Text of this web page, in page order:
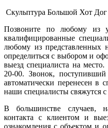
Скульптура Большой Хот Дог
Позвоните по любому из
квалифицированные
любому из представленных
определиться с выбором и
выезд специалиста на
20-00. Звонок,
автоматически перенесен в
наши специалисты свяжутся
В большинстве случаев,
контакта с клиентом и
ознакомления с объектом и